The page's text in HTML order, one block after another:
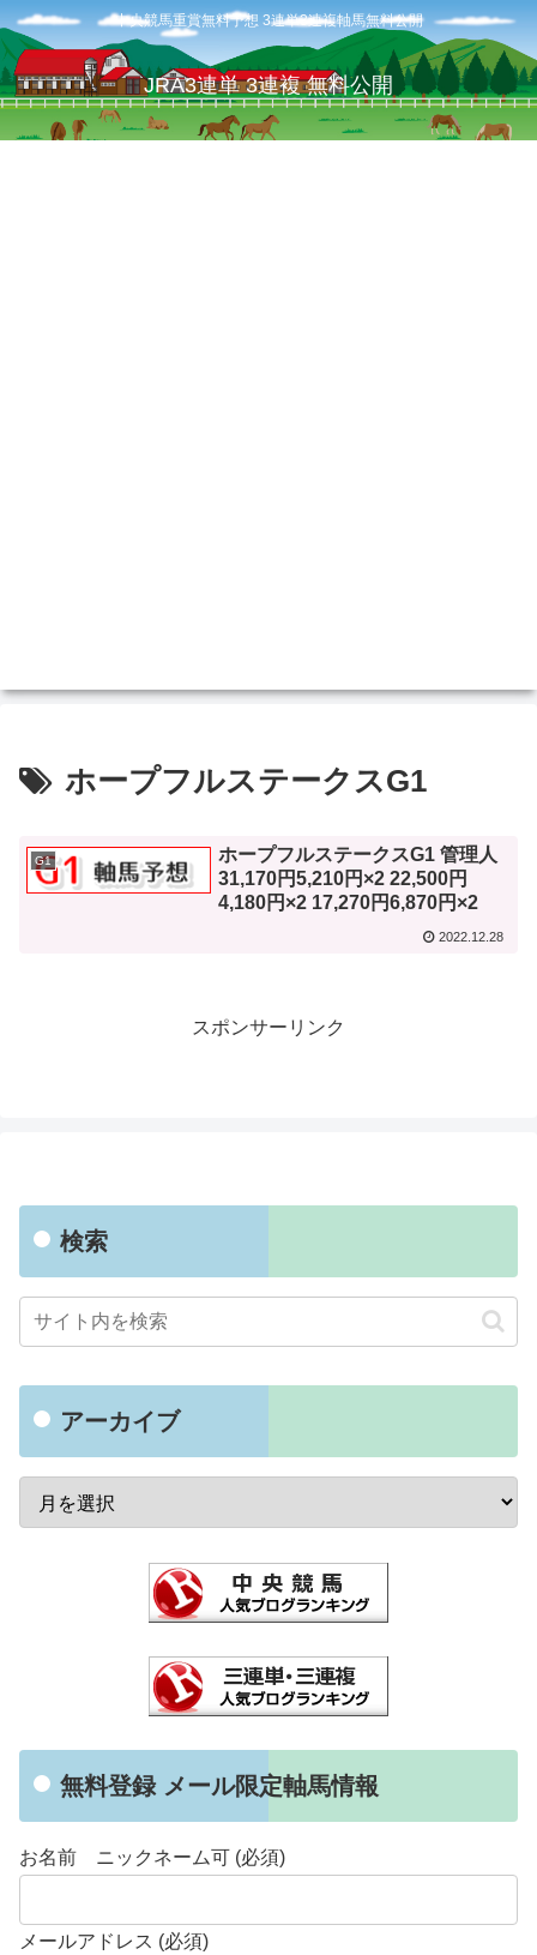
中央競馬重賞無料予想 3連単3連複軸馬無料公開
JRA3連単 3連複 無料公開
ホープフルステークスG1
G1
ホープフルステークスG1 管理人
31,170円5,210円×2 22,500円
4,180円×2 17,270円6,870円×2
2022.12.28
スポンサーリンク
検索
アーカイブ
無料登録 メール限定軸馬情報
お名前 ニックネーム可 (必須)
メールアドレス (必須)